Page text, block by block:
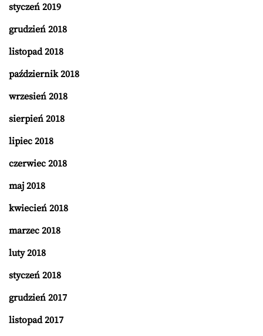
styczeń 2019
grudzień 2018
listopad 2018
październik 2018
wrzesień 2018
sierpień 2018
lipiec 2018
czerwiec 2018
maj 2018
kwiecień 2018
marzec 2018
luty 2018
styczeń 2018
grudzień 2017
listopad 2017